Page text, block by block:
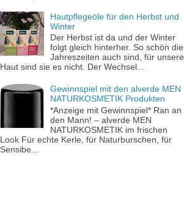
Hautpflegeöle für den Herbst und
Winter
Der Herbst ist da und der Winter
folgt gleich hinterher. So schön die
Jahreszeiten auch sind, für unsere
Haut sind sie es nicht. Der Wechsel...
Gewinnspiel mit den alverde MEN
NATURKOSMETIK Produkten
*Anzeige mit Gewinnspiel* Ran an
den Mann! – alverde MEN
NATURKOSMETIK im frischen
Look Für echte Kerle, für Naturburschen, für
Sensibe...